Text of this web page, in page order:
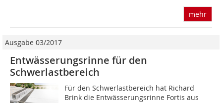
mehr
Ausgabe 03/2017
Entwässerungsrinne für den
Schwerlastbereich
Für den Schwerlastbereich hat Richard
Brink die Entwässerungsrinne Fortis aus